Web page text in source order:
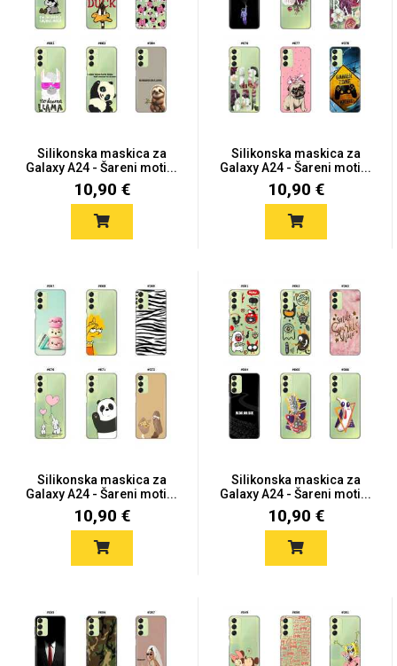
Silikonska maskica za
Galaxy A24 - Šareni moti...
10,90 €
Silikonska maskica za
Galaxy A24 - Šareni moti...
10,90 €
Silikonska maskica za
Galaxy A24 - Šareni moti...
10,90 €
Silikonska maskica za
Galaxy A24 - Šareni moti...
10,90 €